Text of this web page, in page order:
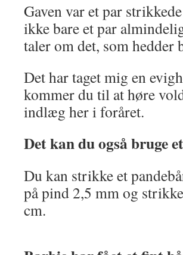
Gaven var et par
ikke bare et par
taler om det, som hedder
Det har taget mig en
kommer du til at høre
indlæg her i foråret.
Det kan du også bruge
Du kan strikke et
på pind 2,5 mm og
cm.